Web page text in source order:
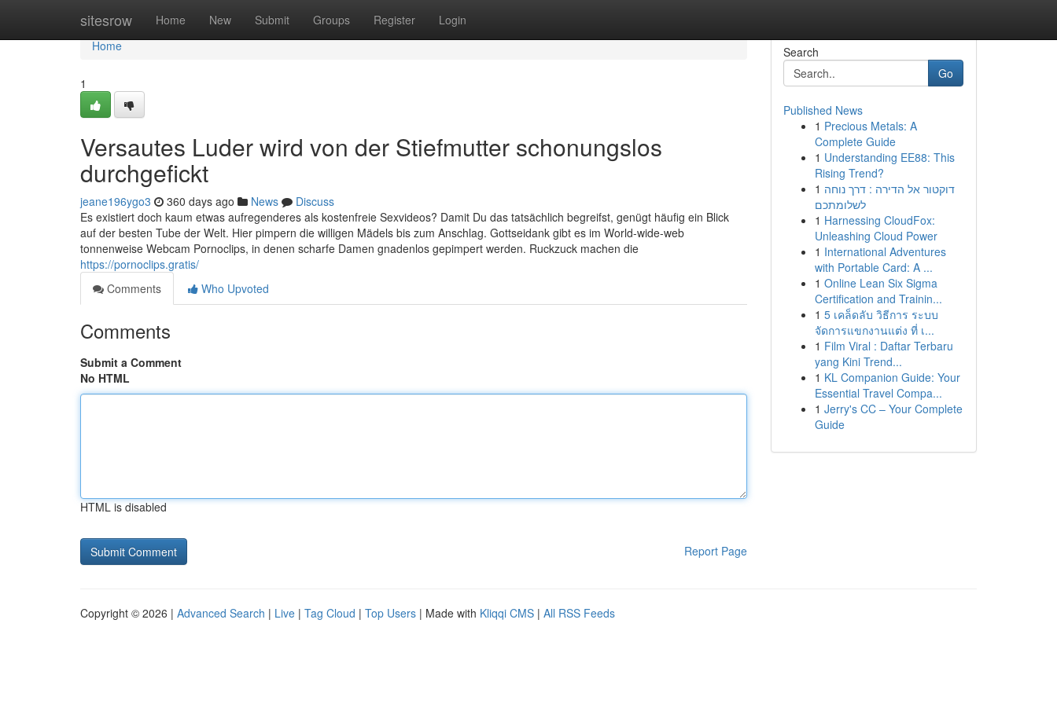
sitesrow Home New Submit Groups Register Login
Home
Home
1
Versautes Luder wird von der Stiefmutter schonungslos
durchgefickt
jeane196ygo3 360 days ago News
Discuss
Es existiert doch kaum etwas aufregenderes als kostenfreie Sexvideos? Damit Du das tatsächlich begreifst, genügt häufig ein Blick
auf der besten Tube der Welt. Hier pimpern die willigen Mädels bis zum Anschlag. Gottseidank gibt es im World-wide-web
tonnenweise Webcam Pornoclips, in denen scharfe Damen gnadenlos gepimpert werden. Ruckzuck machen die
https://pornoclips.gratis/
Comments
Who Upvoted
Comments
Submit a Comment
No HTML
HTML is disabled
Report Page
Search
Go
Published News
1 Precious Metals: A
Complete Guide
1 Understanding EE88: This
Rising Trend?
1 דוקטור אל הדירה : דרך נוחה
לשלומתכם
1 Harnessing CloudFox:
Unleashing Cloud Power
1 International Adventures
with Portable Card: A ...
1 Online Lean Six Sigma
Certification and Trainin...
1 5 เคล็ดลับ วิธีการ ระบบ
จัดการแขกงานแต่ง ที่ เ...
1 Film Viral : Daftar Terbaru
yang Kini Trend...
1 KL Companion Guide: Your
Essential Travel Compa...
1 Jerry's CC – Your Complete
Guide
Copyright © 2026 | Advanced Search | Live | Tag Cloud | Top Users | Made with Kliqqi CMS | All RSS Feeds